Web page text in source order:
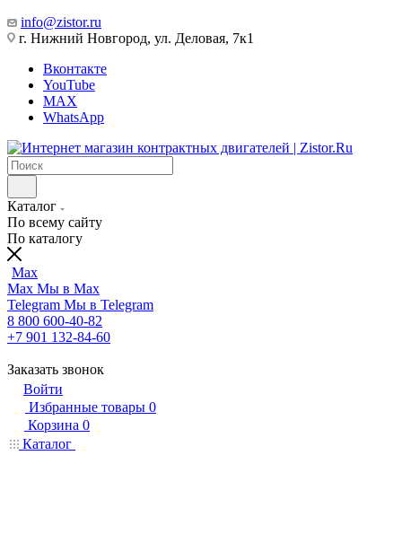
info@zistor.ru
г. Нижний Новгород, ул. Деловая, 7к1
Вконтакте
YouTube
MAX
WhatsApp
Каталог
По всему сайту
По каталогу
Max
Max Мы в Max
Telegram Мы в Telegram
8 800 600-40-82
+7 901 132-84-60
Заказать звонок
Войти
Избранные товары 0
Корзина 0
Каталог